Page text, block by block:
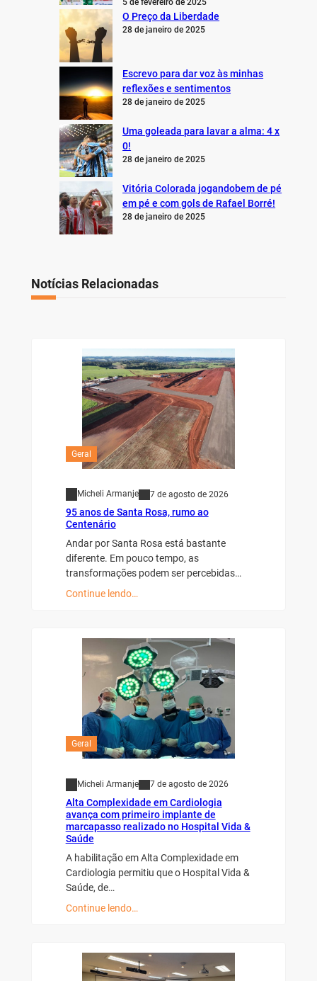
5 de fevereiro de 2025
O Preço da Liberdade
28 de janeiro de 2025
Escrevo para dar voz às minhas
reflexões e sentimentos
28 de janeiro de 2025
Uma goleada para lavar a alma: 4 x
0!
28 de janeiro de 2025
Vitória Colorada jogandobem de pé
em pé e com gols de Rafael Borré!
28 de janeiro de 2025
Notícias Relacionadas
Geral
Micheli Armanje 7 de agosto de 2026
95 anos de Santa Rosa, rumo ao
Centenário
Andar por Santa Rosa está bastante
diferente. Em pouco tempo, as
transformações podem ser percebidas…
Continue lendo…
Geral
Micheli Armanje 7 de agosto de 2026
Alta Complexidade em Cardiologia
avança com primeiro implante de
marcapasso realizado no Hospital Vida &
Saúde
A habilitação em Alta Complexidade em
Cardiologia permitiu que o Hospital Vida &
Saúde, de…
Continue lendo…